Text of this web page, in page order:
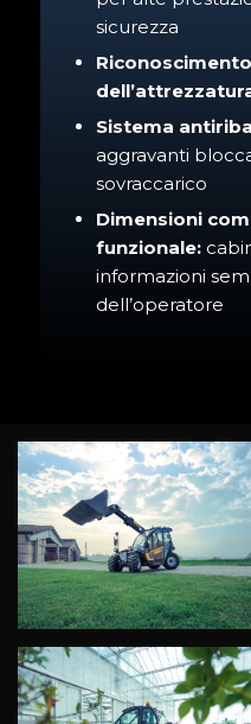
sicurezza
Sistema
aggravanti
sovraccarico
Dimensioni
funzionale:
informazioni
dell’operatore